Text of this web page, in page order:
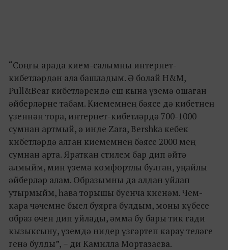
“Соңгы арада кием-салымны интернет-
кибетләрдән ала башладым. Ә болай H&M,
Pull&Bear кибетләрендә еш кына үземә ошаган
әйберләрне табам. Киемемнең бәясе дә кибетнең
үзеннән тора, интернет-кибетләрдә 700-1000
сумнан артмый, ә инде Zara, Bershka кебек
кибетләрдә алган киемемнең бәясе 2000 мең
сумнан арта. Яраткан стилем бар дип әйтә
алмыйм, мин үземә комфортлы булган, уңайлы
әйберләр алам. Образымны да алдан уйлап
утырмыйм, һава торышы буенча киенәм. Чем-
кара чәчемне быел буярга булдым, моны күбесе
образ өчен дип уйлады, әмма бу бары тик гади
кызыксыну, үземдә нидер үзгәртеп карау теләге
генә булды”, − ди Камилла Мортазаева.